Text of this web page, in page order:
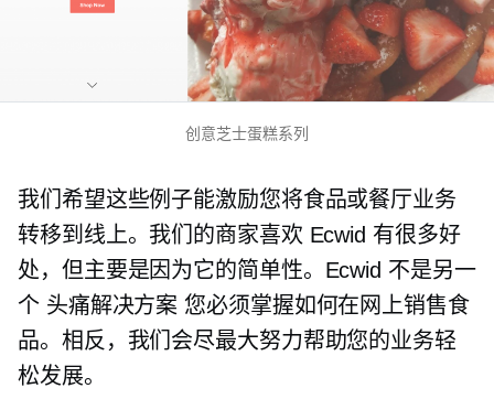
创意芝士蛋糕系列
我们希望这些例子能激励您将食品或餐厅业务
转移到线上。我们的商家喜欢 Ecwid 有很多好
处，但主要是因为它的简单性。Ecwid 不是另一
个 头痛解决方案 您必须掌握如何在网上销售食
品。相反，我们会尽最大努力帮助您的业务轻
松发展。